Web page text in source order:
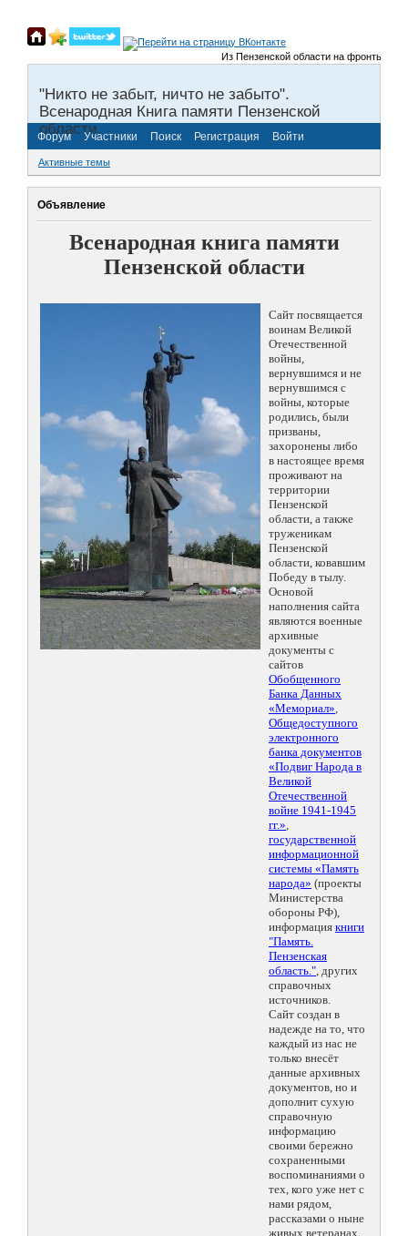
Из Пензенской области на фронты
"Никто не забыт, ничто не забыто".
Всенародная Книга памяти Пензенской
области.
Форум Участники Поиск Регистрация Войти
Активные темы
Объявление
Всенародная книга памяти
Пензенской области
Сайт посвящается
воинам Великой
Отечественной
войны,
вернувшимся и не
вернувшимся с
войны, которые
родились, были
призваны,
захоронены либо
в настоящее время
проживают на
территории
Пензенской
области, а также
труженикам
Пензенской
области, ковавшим
Победу в тылу.
Основой
наполнения сайта
являются военные
архивные
документы с
сайтов
Обобщенного
Банка Данных
«Мемориал»,
Общедоступного
электронного
банка документов
«Подвиг Народа в
Великой
Отечественной
войне 1941-1945
гг.»,
государственной
информационной
системы «Память
народа» (проекты
Министерства
обороны РФ),
информация книги
"Память.
Пензенская
область.", других
справочных
источников.
Сайт создан в
надежде на то, что
каждый из нас не
только внесёт
данные архивных
документов, но и
дополнит сухую
справочную
информацию
своими бережно
сохраненными
воспоминаниями о
тех, кого уже нет с
нами рядом,
рассказами о ныне
живых ветеранах,